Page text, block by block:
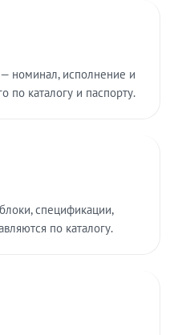
номинал, исполнение и
по каталогу и паспорту.
спецификации,
по каталогу.